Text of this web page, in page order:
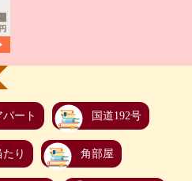
パート 国道192号
たり 角部屋